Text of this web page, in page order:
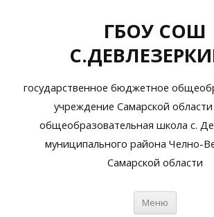
ГБОУ СОШ
государственное бюджетное
учреждение Самарской
общеобразовательная школа с.
муниципального района Челно-
Самарской области
Меню